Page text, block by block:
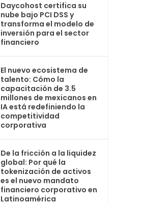
Daycohost certifica su
nube bajo PCI DSS y
transforma el modelo de
inversión para el sector
financiero
El nuevo ecosistema de
talento: Cómo la
capacitación de 3.5
millones de mexicanos en
IA está redefiniendo la
competitividad
corporativa
De la fricción a la liquidez
global: Por qué la
tokenización de activos
es el nuevo mandato
financiero corporativo en
Latinoamérica